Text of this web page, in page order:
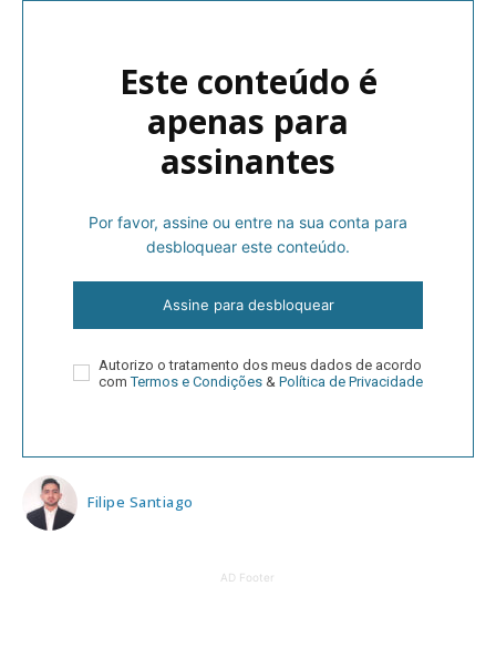
Este conteúdo é
apenas para
assinantes
Por favor, assine ou entre na sua conta para
desbloquear este conteúdo.
Assine para desbloquear
Autorizo o tratamento dos meus dados de acordo
comTermos e Condições & Política de Privacidade
Filipe Santiago
AD Footer